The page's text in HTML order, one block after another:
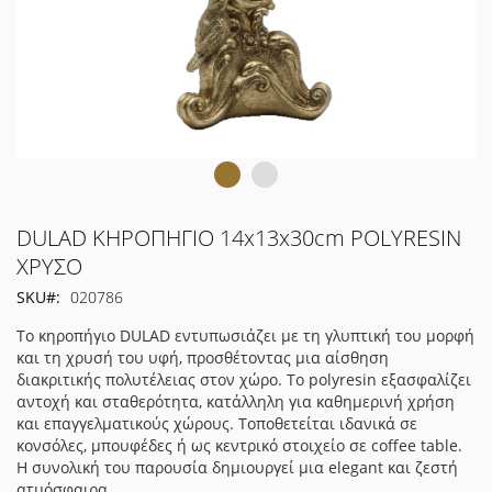
Μετάβαση
στην
αρχή
της
εικόνων
DULAD ΚΗΡΟΠΗΓΙΟ 14x13x30cm POLYRESIN
ΧΡΥΣΟ
SKU
020786
Το κηροπήγιο DULAD εντυπωσιάζει με τη γλυπτική του μορφή
και τη χρυσή του υφή, προσθέτοντας μια αίσθηση
διακριτικής πολυτέλειας στον χώρο. Το polyresin εξασφαλίζει
αντοχή και σταθερότητα, κατάλληλη για καθημερινή χρήση
και επαγγελματικούς χώρους. Τοποθετείται ιδανικά σε
κονσόλες, μπουφέδες ή ως κεντρικό στοιχείο σε coffee table.
Η συνολική του παρουσία δημιουργεί μια elegant και ζεστή